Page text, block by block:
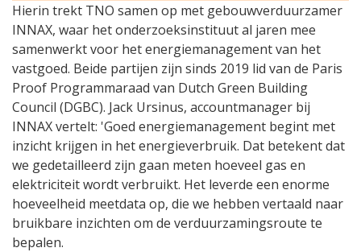
Hierin trekt TNO samen op met gebouwverduurzamer
INNAX, waar het onderzoeksinstituut al jaren mee
samenwerkt voor het energiemanagement van het
vastgoed. Beide partijen zijn sinds 2019 lid van de Paris
Proof Programmaraad van Dutch Green Building
Council (DGBC). Jack Ursinus, accountmanager bij
INNAX vertelt: 'Goed energiemanagement begint met
inzicht krijgen in het energieverbruik. Dat betekent dat
we gedetailleerd zijn gaan meten hoeveel gas en
elektriciteit wordt verbruikt. Het leverde een enorme
hoeveelheid meetdata op, die we hebben vertaald naar
bruikbare inzichten om de verduurzamingsroute te
bepalen.